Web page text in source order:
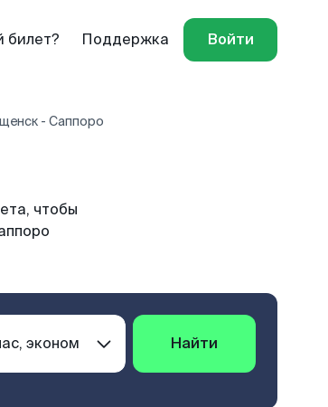
билет? Поддержка Войти
- Саппоро
чтобы
Найти